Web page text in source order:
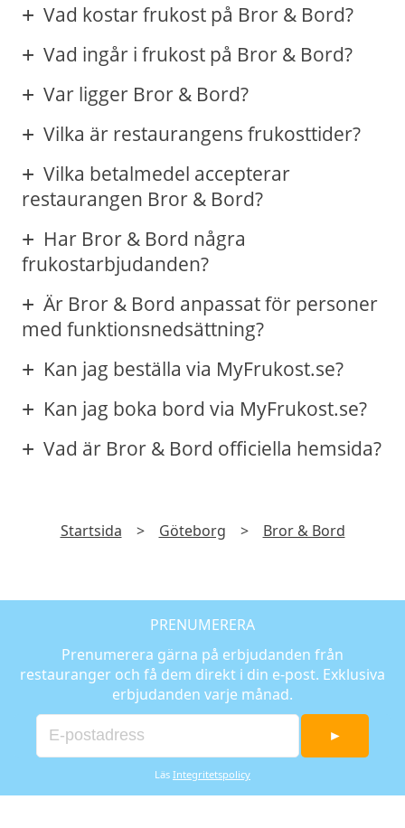
Vad kostar frukost på Bror & Bord?
Vad ingår i frukost på Bror & Bord?
Var ligger Bror & Bord?
Vilka är restaurangens frukosttider?
Vilka betalmedel accepterar
restaurangen Bror & Bord?
Har Bror & Bord några
frukostarbjudanden?
Är Bror & Bord anpassat för personer
med funktionsnedsättning?
Kan jag beställa via MyFrukost.se?
Kan jag boka bord via MyFrukost.se?
Vad är Bror & Bord officiella hemsida?
Startsida > Göteborg > Bror & Bord
PRENUMERERA
Prenumerera gärna på erbjudanden från
restauranger och få dem direkt i din e-post. Exklusiva
erbjudanden varje månad.
►
Läs Integritetspolicy